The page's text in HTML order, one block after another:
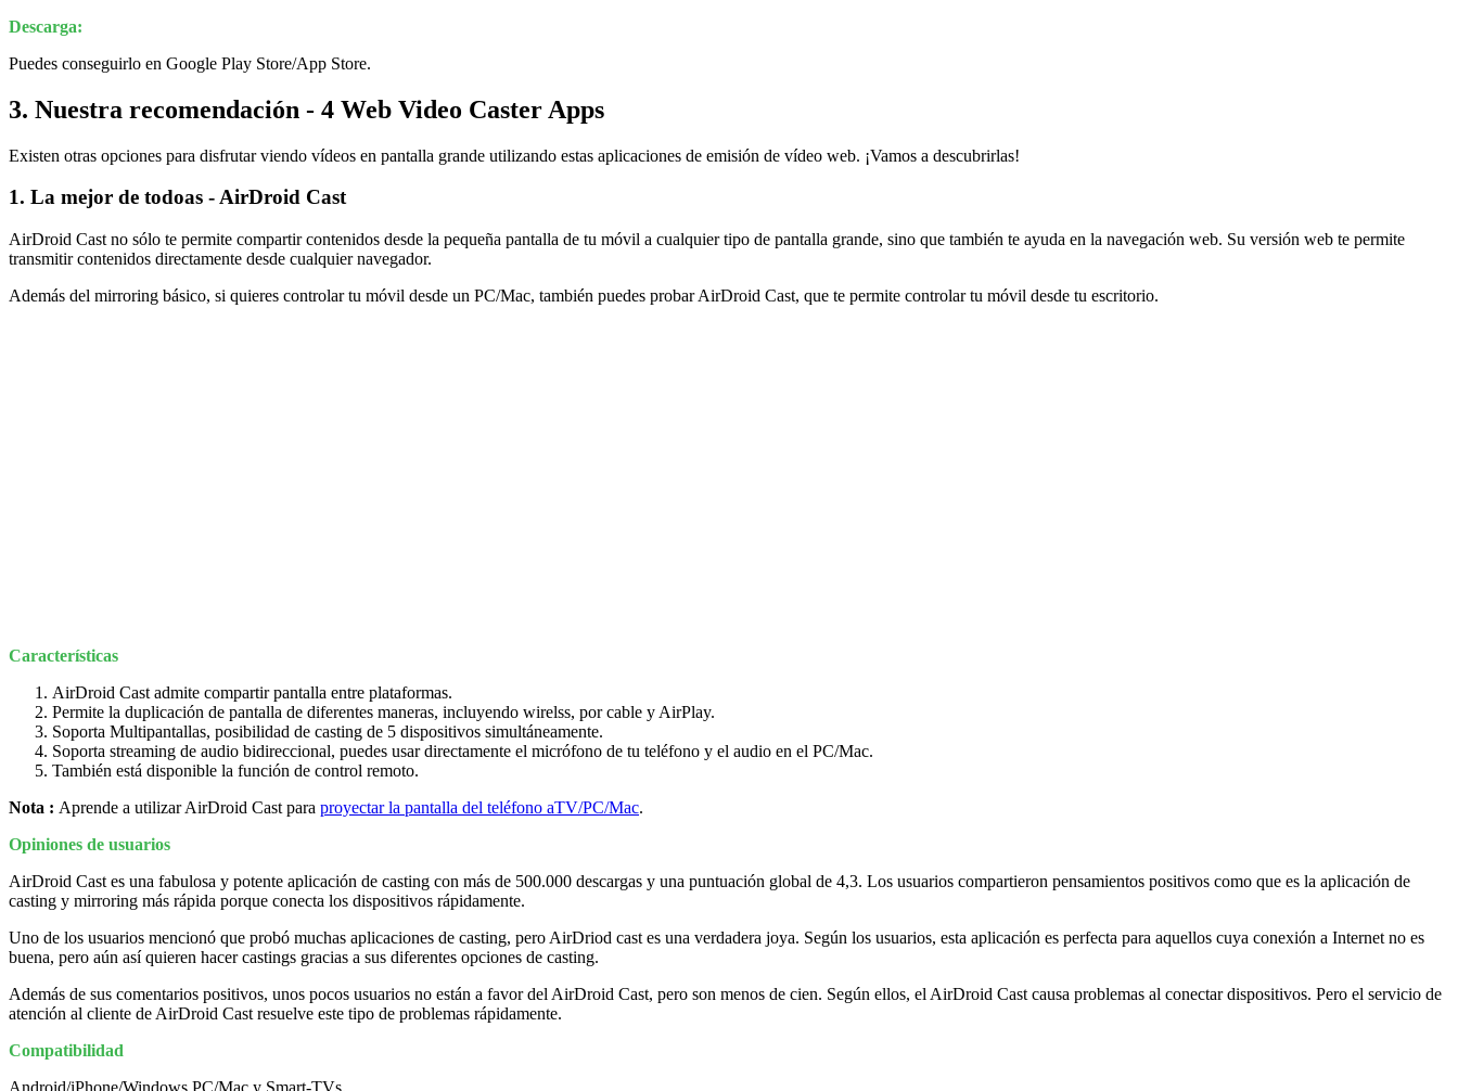
Descarga:
Puedes conseguirlo en Google Play Store/App Store.
3. Nuestra recomendación - 4 Web Video Caster Apps
Existen otras opciones para disfrutar viendo vídeos en pantalla grande utilizando estas aplicaciones de emisión de vídeo web. ¡Vamos a descubrirlas!
1. La mejor de todoas - AirDroid Cast
AirDroid Cast no sólo te permite compartir contenidos desde la pequeña pantalla de tu móvil a cualquier tipo de pantalla grande, sino que también te ayuda en la navegación web. Su versión web te permite
transmitir contenidos directamente desde cualquier navegador.
Además del mirroring básico, si quieres controlar tu móvil desde un PC/Mac, también puedes probar AirDroid Cast, que te permite controlar tu móvil desde tu escritorio.
Características
AirDroid Cast admite compartir pantalla entre plataformas.
Permite la duplicación de pantalla de diferentes maneras, incluyendo wirelss, por cable y AirPlay.
Soporta Multipantallas, posibilidad de casting de 5 dispositivos simultáneamente.
Soporta streaming de audio bidireccional, puedes usar directamente el micrófono de tu teléfono y el audio en el PC/Mac.
También está disponible la función de control remoto.
Nota : Aprende a utilizar AirDroid Cast para proyectar la pantalla del teléfono aTV/PC/Mac.
Opiniones de usuarios
AirDroid Cast es una fabulosa y potente aplicación de casting con más de 500.000 descargas y una puntuación global de 4,3. Los usuarios compartieron pensamientos positivos como que es la aplicación de
casting y mirroring más rápida porque conecta los dispositivos rápidamente.
Uno de los usuarios mencionó que probó muchas aplicaciones de casting, pero AirDriod cast es una verdadera joya. Según los usuarios, esta aplicación es perfecta para aquellos cuya conexión a Internet no es
buena, pero aún así quieren hacer castings gracias a sus diferentes opciones de casting.
Además de sus comentarios positivos, unos pocos usuarios no están a favor del AirDroid Cast, pero son menos de cien. Según ellos, el AirDroid Cast causa problemas al conectar dispositivos. Pero el servicio de
atención al cliente de AirDroid Cast resuelve este tipo de problemas rápidamente.
Compatibilidad